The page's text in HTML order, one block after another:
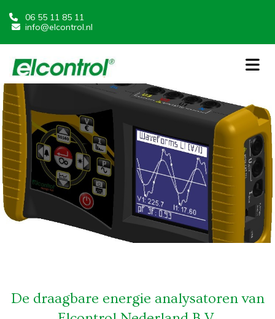
 06 55 11 85 11
 info@elcontrol.nl
De draagbare energie analysatoren van